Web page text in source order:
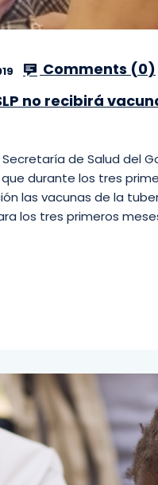
Comments (0)
no recibirá
de Salud del
durante los tres
las vacunas de la
los tres primeros